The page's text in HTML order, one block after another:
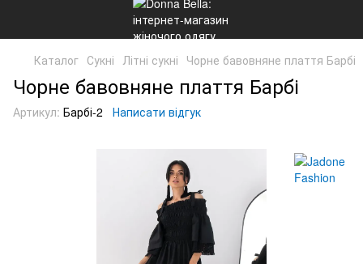
Каталог Сукні Літні сукні Чорне бавовняне плаття Барбі
Чорне бавовняне плаття Барбі
Артикул: Барбі-2 Написати відгук